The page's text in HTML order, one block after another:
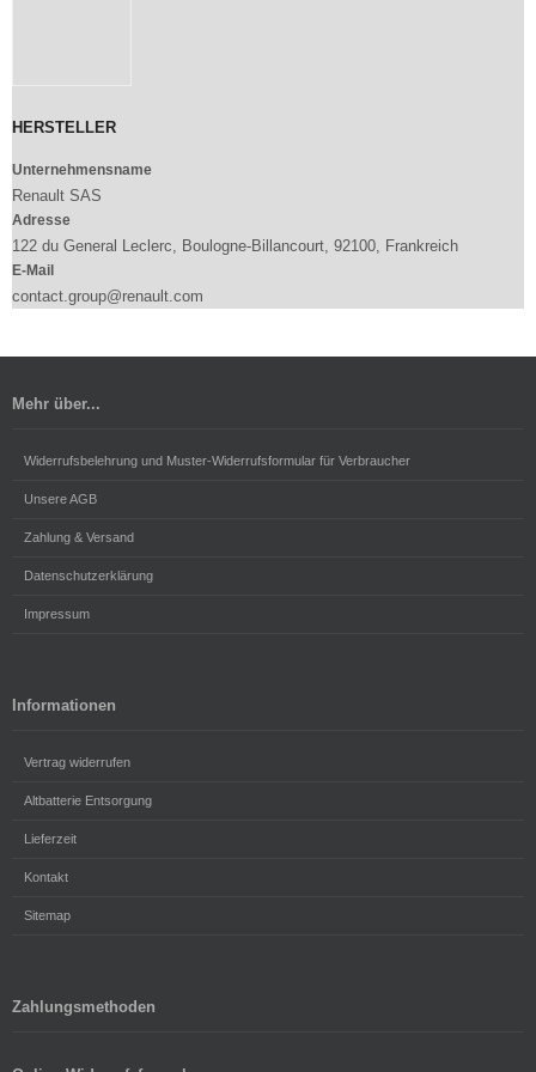
HERSTELLER
Unternehmensname
Renault SAS
Adresse
122 du General Leclerc, Boulogne-Billancourt, 92100, Frankreich
E-Mail
contact.group@renault.com
Mehr über...
Widerrufsbelehrung und Muster-Widerrufsformular für Verbraucher
Unsere AGB
Zahlung & Versand
Datenschutzerklärung
Impressum
Informationen
Vertrag widerrufen
Altbatterie Entsorgung
Lieferzeit
Kontakt
Sitemap
Zahlungsmethoden